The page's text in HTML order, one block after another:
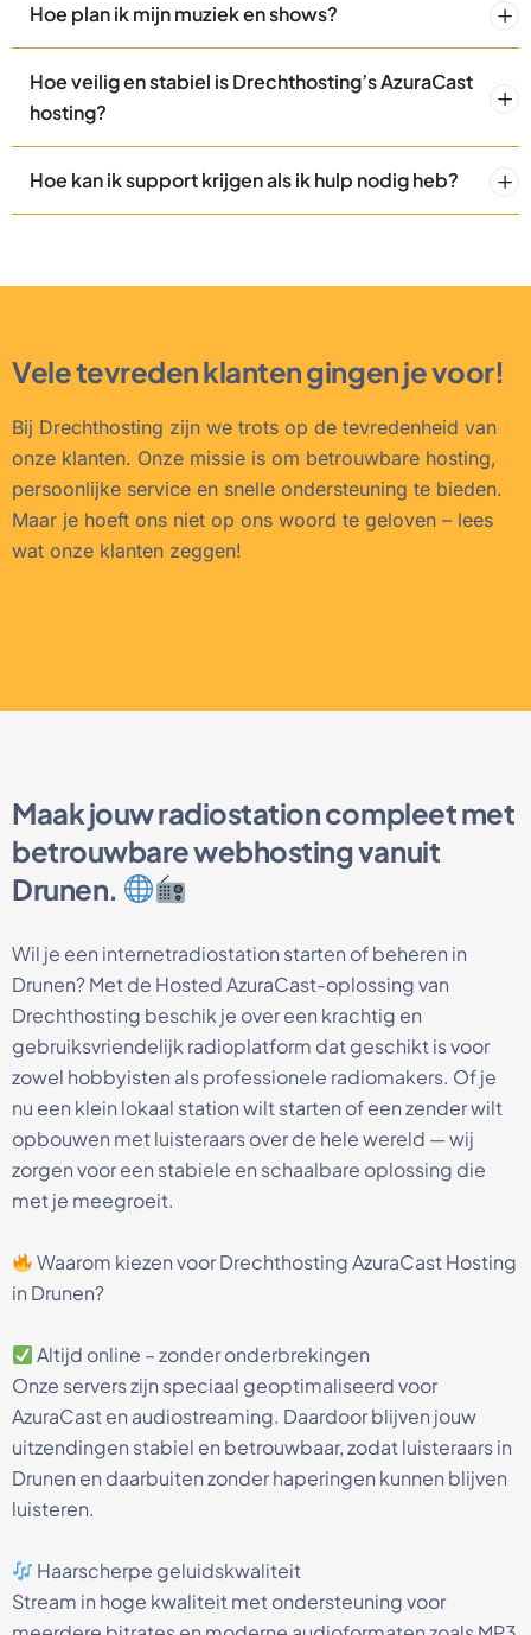
Hoe plan ik mijn muziek en shows?
Hoe veilig en stabiel is Drechthosting’s AzuraCast
hosting?
Hoe kan ik support krijgen als ik hulp nodig heb?
Vele tevreden klanten gingen je voor!
Bij Drechthosting zijn we trots op de tevredenheid van
onze klanten. Onze missie is om betrouwbare hosting,
persoonlijke service en snelle ondersteuning te bieden.
Maar je hoeft ons niet op ons woord te geloven – lees
wat onze klanten zeggen!
Maak jouw radiostation compleet met
betrouwbare webhosting vanuit
Drunen.
Wil je een internetradiostation starten of beheren in
Drunen? Met de Hosted AzuraCast-oplossing van
Drechthosting beschik je over een krachtig en
gebruiksvriendelijk radioplatform dat geschikt is voor
zowel hobbyisten als professionele radiomakers. Of je
nu een klein lokaal station wilt starten of een zender wilt
opbouwen met luisteraars over de hele wereld — wij
zorgen voor een stabiele en schaalbare oplossing die
met je meegroeit.
Waarom kiezen voor Drechthosting AzuraCast Hosting
in Drunen?
Altijd online – zonder onderbrekingen
Onze servers zijn speciaal geoptimaliseerd voor
AzuraCast en audiostreaming. Daardoor blijven jouw
uitzendingen stabiel en betrouwbaar, zodat luisteraars in
Drunen en daarbuiten zonder haperingen kunnen blijven
luisteren.
Haarscherpe geluidskwaliteit
Stream in hoge kwaliteit met ondersteuning voor